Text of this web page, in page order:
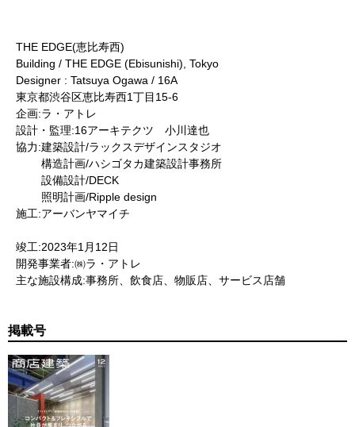
THE EDGE(恵比寿西)
Building / THE EDGE (Ebisunishi), Tokyo
Designer : Tatsuya Ogawa / 16A
東京都渋谷区恵比寿西1丁目15-6
企画:ラ・アトレ
設計・監理:16アーキテクツ 小川達也
協力:建築設計/ラックスデザインスタジオ
構造計画/ハシゴタカ建築設計事務所
設備設計/DECK
照明計画/Ripple design
施工:アーバンヤマイチ
竣工:2023年1月12日
開発事業者:㈱ラ・アトレ
主な施設構成:事務所、飲食店、物販店、サービス店舗
掲載号